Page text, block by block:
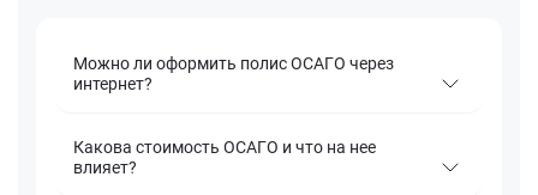
Можно ли оформить полис ОСАГО через
интернет?
Какова стоимость ОСАГО и что на нее
влияет?